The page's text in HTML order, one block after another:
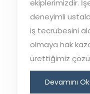
ekiplerimizdir.
deneyimli
iş tecrübesini
olmaya hak
ürettiğimiz
Devamını